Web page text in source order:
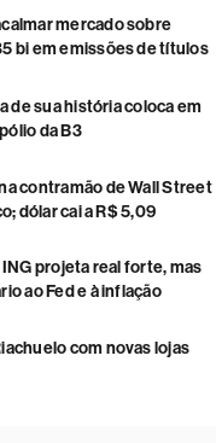
mercado sobre
bi em emissões de títulos
de sua história coloca em
da B3
contramão de Wall Street
dólar cai a R$ 5,09
ING projeta real forte, mas
ao Fed e à inflação
com novas lojas